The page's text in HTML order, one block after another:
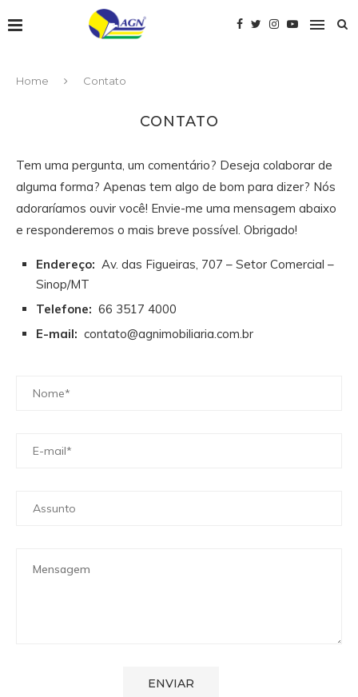
Home Contato
CONTATO
Tem uma pergunta, um comentário? Deseja colaborar de
alguma forma? Apenas tem algo de bom para dizer? Nós
adoraríamos ouvir você! Envie-me uma mensagem abaixo
e responderemos o mais breve possível. Obrigado!
Endereço: Av. das Figueiras, 707 – Setor Comercial –
Sinop/MT
Telefone: 66 3517 4000
E-mail: contato@agnimobiliaria.com.br